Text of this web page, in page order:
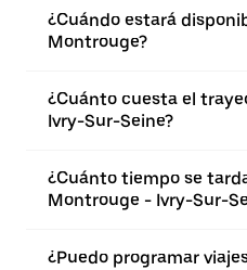
¿Cuándo estará
Montrouge?
¿Cuánto cuesta el
Ivry-Sur-Seine?
¿Cuánto tiempo se
Montrouge - Ivry-Sur-
¿Puedo programar